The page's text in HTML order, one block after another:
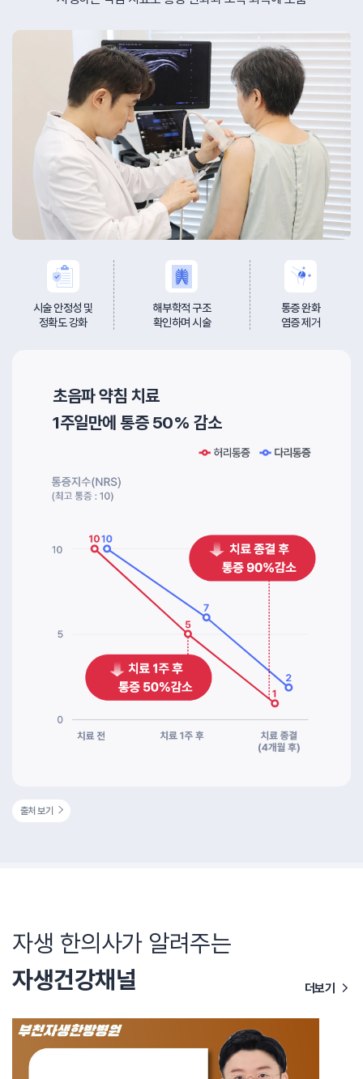
시술 안정성 및
정확도 강화
해부학적 구조
확인하며 시술
통증 완화
염증 제거
초음파 약침 치료
1주일만에 통증 50% 감소
출처 보기
자생 한의사가 알려주는
자생건강채널
더보기